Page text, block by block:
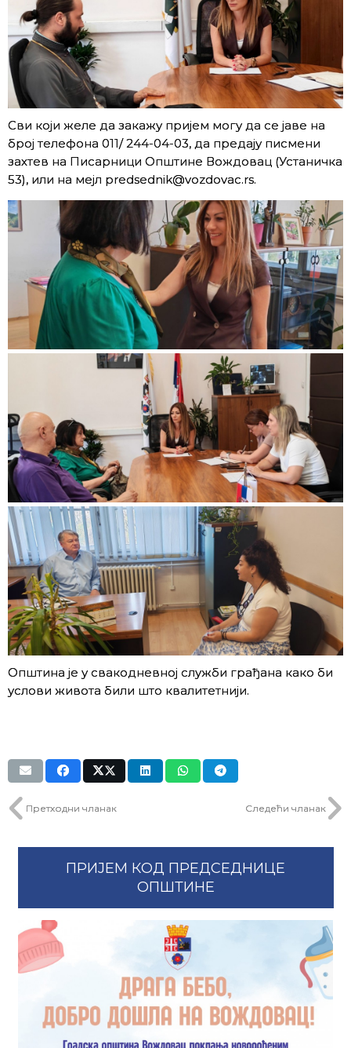
Сви који желе да закажу пријем могу да се јаве на
број телефона 011/ 244-04-03, да предају писмени
захтев на Писарници Општине Вождовац (Устаничка
53), или на мејл predsednik@vozdovac.rs.
Општина је у свакодневној служби грађана како би
услови живота били што квалитетнији.
Претходни чланак Следећи чланак
ПРИЈЕМ КОД ПРЕДСЕДНИЦЕ
ОПШТИНЕ